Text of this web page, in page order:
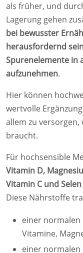
als früher, und
Lagerung gehen
bei bewusster
herausfordernd
Spurenelemente in
aufzunehmen.
Hier können
wertvolle
allem zu
braucht.
Für hochsensible
Vitamin D,
Vitamin C und Selen
Diese Nährstoffe
einer normalen
Vitamine,
einer normalen